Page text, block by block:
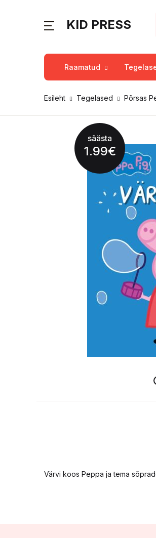
KID PRESS
Raamatud
Esileht Tegelased Põrsas
säästa
1.99€
Värvi koos Peppa ja tema